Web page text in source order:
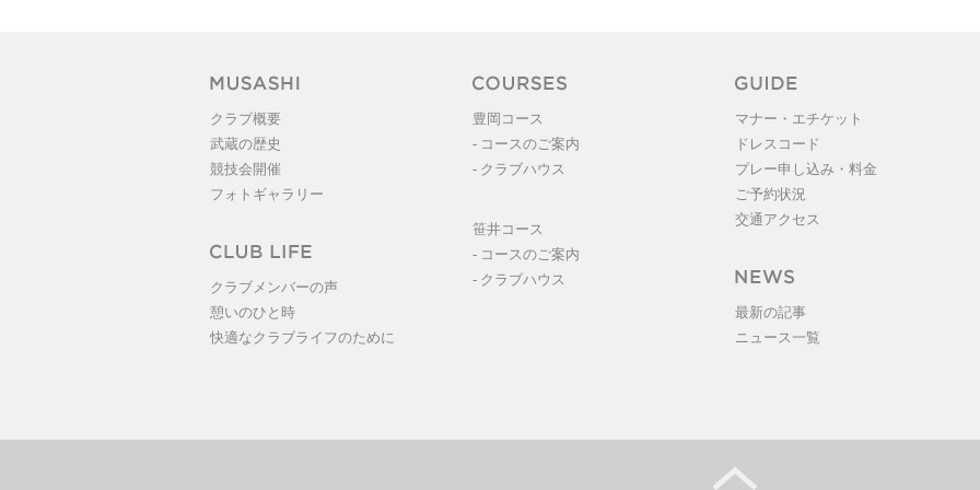
クラブ概要
武蔵の歴史
競技会開催
フォトギャラリー
クラブメンバーの声
憩いのひと時
快適なクラブライフのために
豊岡コース
- コースのご案内
- クラブハウス
笹井コース
- コースのご案内
- クラブハウス
マナー・エチケット
ドレスコード
プレー申し込み・料金
ご予約状況
交通アクセス
最新の記事
ニュース一覧